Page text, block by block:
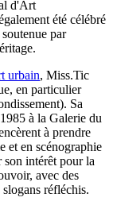
d'Art
été célébré
par
urbain, Miss.Tic
en particulier
Sa
à la Galerie du
à prendre
et en scénographie
son intérêt pour la
avec des
réfléchis.